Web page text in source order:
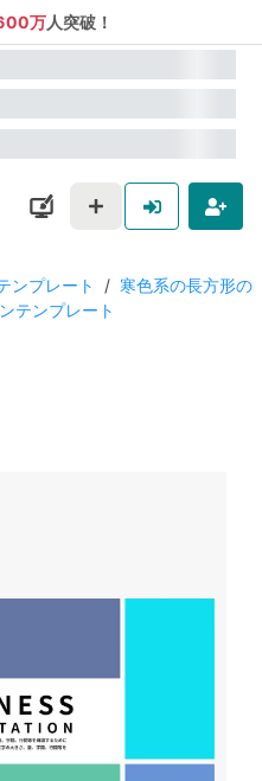
万人突破！
ンプレート / 寒色系の長方形の
テンプレート